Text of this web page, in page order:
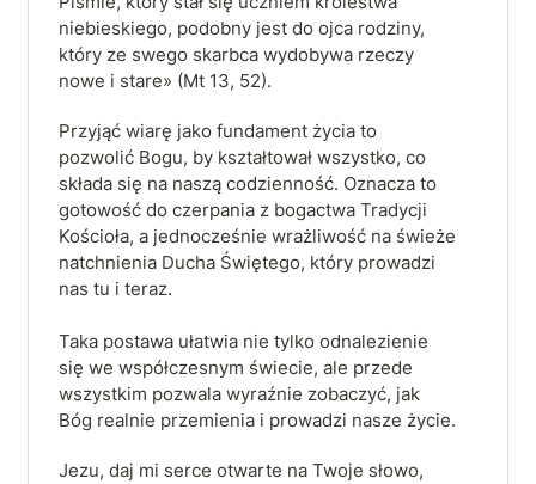
niebieskiego, podobny jest do ojca rodziny,
który ze swego skarbca wydobywa rzeczy
nowe i stare» (Mt 13, 52).
Przyjąć wiarę jako fundament życia to
pozwolić Bogu, by kształtował wszystko, co
składa się na naszą codzienność. Oznacza to
gotowość do czerpania z bogactwa Tradycji
Kościoła, a jednocześnie wrażliwość na świeże
natchnienia Ducha Świętego, który prowadzi
nas tu i teraz.
Taka postawa ułatwia nie tylko odnalezienie
się we współczesnym świecie, ale przede
wszystkim pozwala wyraźnie zobaczyć, jak
Bóg realnie przemienia i prowadzi nasze życie.
Jezu, daj mi serce otwarte na Twoje słowo,